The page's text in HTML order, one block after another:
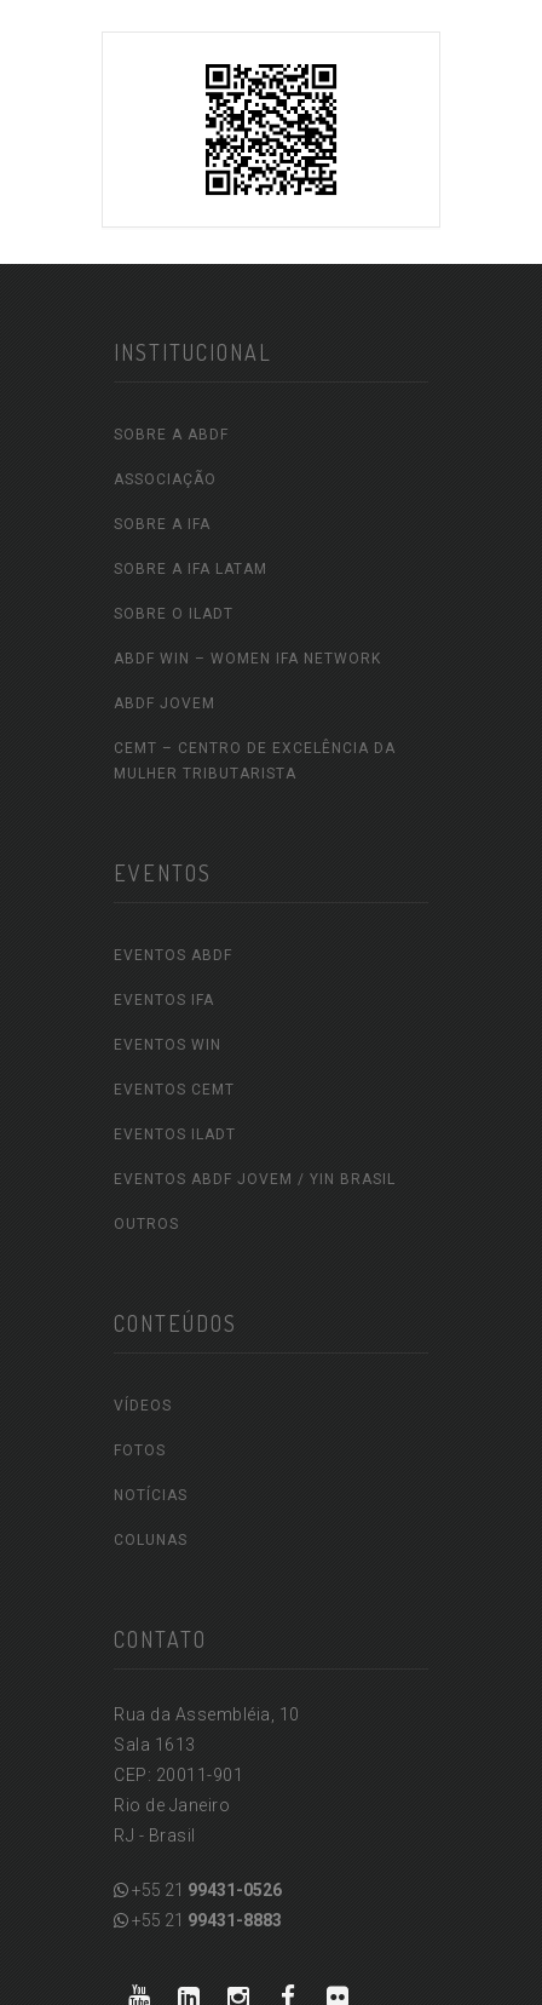
INSTITUCIONAL
SOBRE A ABDF
ASSOCIAÇÃO
SOBRE A IFA
SOBRE A IFA LATAM
SOBRE O ILADT
ABDF WIN – WOMEN IFA NETWORK
ABDF JOVEM
CEMT – CENTRO DE EXCELÊNCIA DA
MULHER TRIBUTARISTA
EVENTOS
EVENTOS ABDF
EVENTOS IFA
EVENTOS WIN
EVENTOS CEMT
EVENTOS ILADT
EVENTOS ABDF JOVEM / YIN BRASIL
OUTROS
CONTEÚDOS
VÍDEOS
FOTOS
NOTÍCIAS
COLUNAS
CONTATO
Rua da Assembléia, 10
Sala 1613
CEP: 20011-901
Rio de Janeiro
RJ - Brasil
+55 21 99431-0526
+55 21 99431-8883